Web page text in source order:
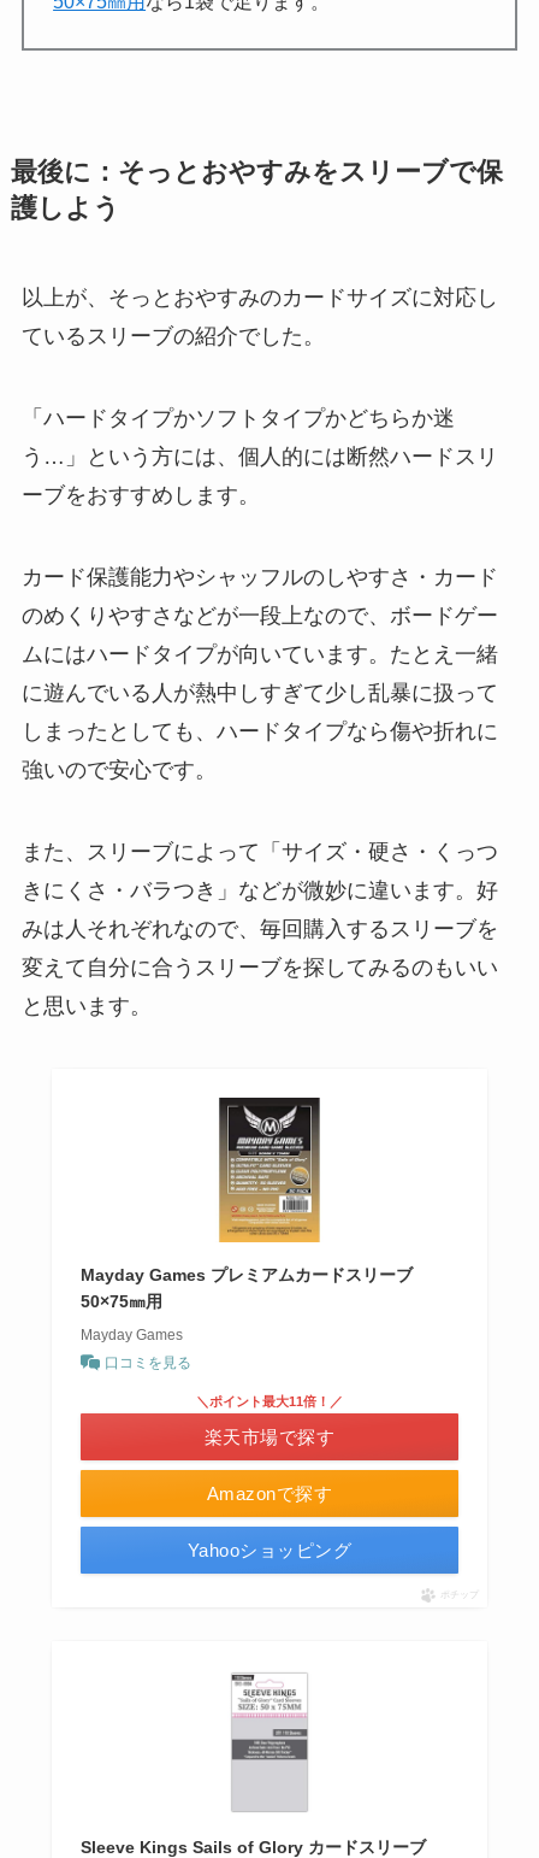
最後に：そっとおやすみをスリーブで保
護しよう
以上が、そっとおやすみのカードサイズに対応し
ているスリーブの紹介でした。
「ハードタイプかソフトタイプかどちらか迷
う…」という方には、個人的には断然ハードスリ
ーブをおすすめします。
カード保護能力やシャッフルのしやすさ・カード
のめくりやすさなどが一段上なので、ボードゲー
ムにはハードタイプが向いています。たとえ一緒
に遊んでいる人が熱中しすぎて少し乱暴に扱って
しまったとしても、ハードタイプなら傷や折れに
強いので安心です。
また、スリーブによって「サイズ・硬さ・くっつ
きにくさ・バラつき」などが微妙に違います。好
みは人それぞれなので、毎回購入するスリーブを
変えて自分に合うスリーブを探してみるのもいい
と思います。
Mayday Games プレミアムカードスリーブ
50×75㎜用
Mayday Games
口コミを見る
Amazonで探す
＼ポイント最大11倍！／
楽天市場で探す
Yahooショッピング
ポチップ
Sleeve Kings Sails of Glory カードスリーブ